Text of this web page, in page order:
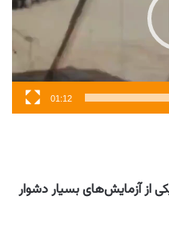
01:12
از آزمایش‌های بسیار دشوار